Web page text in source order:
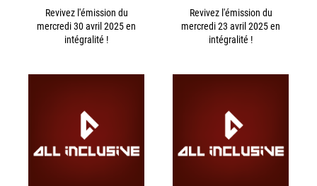
Revivez l'émission du
mercredi 30 avril 2025 en
intégralité !
Revivez l'émission du
mercredi 23 avril 2025 en
intégralité !